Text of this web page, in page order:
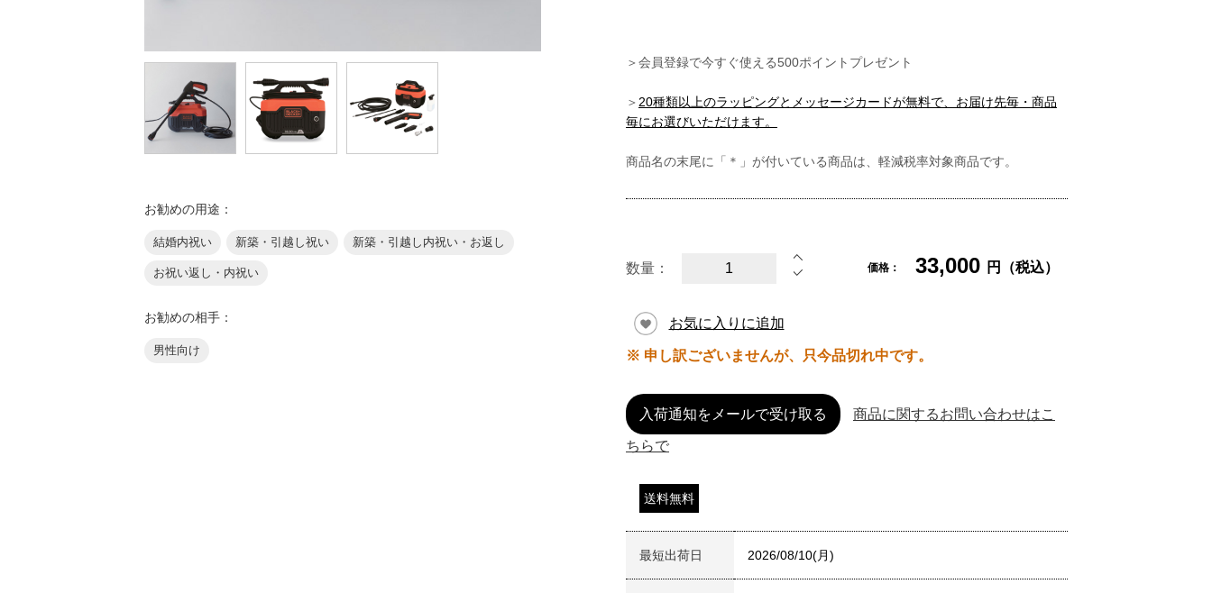
お勧めの用途：
結婚内祝い 新築・引越し祝い 新築・引越し内祝い・お返し
お祝い返し・内祝い
お勧めの相手：
男性向け
＞会員登録で今すぐ使える500ポイントプレゼント
＞ 20種類以上のラッピングとメッセージカードが無料で、お届け先毎・商品
毎にお選びいただけます。
商品名の末尾に「＊」が付いている商品は、軽減税率対象商品です。
数量： 価格： 33,000 円（税込）
お気に入りに追加
※ 申し訳ございませんが、只今品切れ中です。
入荷通知をメールで受け取る 商品に関するお問い合わせはこ
ちらで
送料無料
最短出荷日 2026/08/10(月)